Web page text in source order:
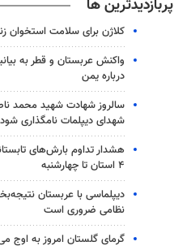
پربازدیدترین ها
کلاژن برای سلامت استخوان
واکنش عربستان و قطر به
درباره یمن
سالروز شهادت شهید محمد
شهدای دیپلمات نامگذاری شود
هشدار تداوم بارش‌های
۴ استان تا چهارشنبه
دیپلماسی با عربستان
نظامی ضروری است
گرمای گلستان امروز به اوج